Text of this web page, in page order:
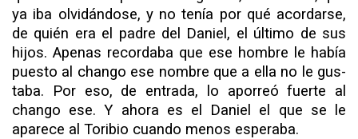
ya iba olvidán­dose, y no tenía por qué acordarse,
de quién era el padre del Daniel, el último de sus
hijos. Apenas recordaba que ese hom­bre le había
puesto al chango ese nombre que a ella no le gus­
taba. Por eso, de entrada, lo aporreó fuerte al
chango ese. Y ahora es el Daniel el que se le
aparece al Toribio cuando menos esperaba.